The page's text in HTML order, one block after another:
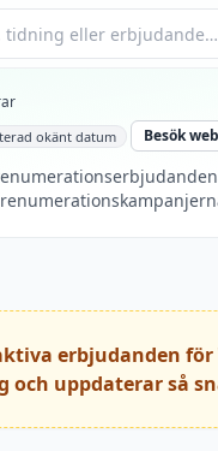
okänt datum Besök
erbjudanden
och uppdaterar så